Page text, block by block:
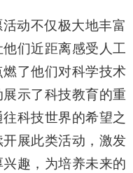
动不仅极大地丰富
们近距离感受人工
了他们对科学技术
示了科技教育的重
科技世界的希望之
展此类活动，激发
趣，为培养未来的